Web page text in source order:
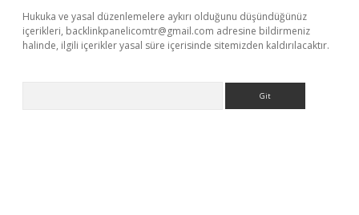
Hukuka ve yasal düzenlemelere aykırı olduğunu düşündüğünüz
içerikleri, backlinkpanelicomtr@gmail.com adresine bildirmeniz
halinde, ilgili içerikler yasal süre içerisinde sitemizden kaldırılacaktır.